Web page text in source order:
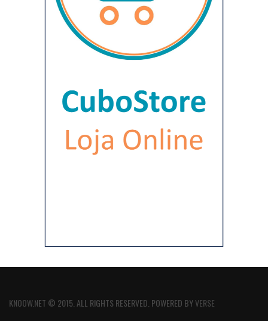
KNOOW.NET © 2015. ALL RIGHTS RESERVED. POWERED BYVERSE